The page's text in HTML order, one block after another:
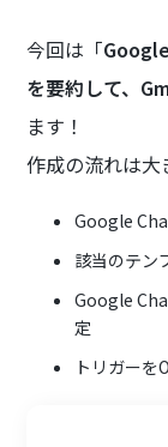
今回は「
を要約して、
ます！
作成の流れは大
Google
該当のテン
Google
定
トリガーを